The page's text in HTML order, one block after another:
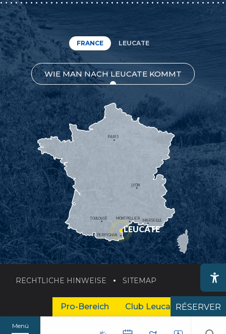
Menü
FRANCE LEUCATE
WIE MAN NACH LEUCATE KOMMT
MONTPELLIER
PERPIGNAN
MARSEILLE
TOULOUSE
LYON
PARIS
LEUCATE
RECHTLICHE HINWEISE SITEMAP
Pro-Bereich Club Leucate Business
RÉSERVER